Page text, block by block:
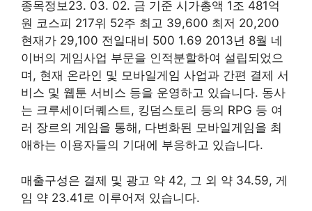
종목정보23. 03. 02. 금 기준 시가총액 1조 481억
원 코스피 217위 52주 최고 39,600 최저 20,200
현재가 29,100 전일대비 500 1.69 2013년 8월 네
이버의 게임사업 부문을 인적분할하여 설립되었으
며, 현재 온라인 및 모바일게임 사업과 간편 결제 서
비스 및 웹툰 서비스 등을 운영하고 있습니다. 동사
는 크루세이더퀘스트, 킹덤스토리 등의 RPG 등 여
러 장르의 게임을 통해, 다변화된 모바일게임을 최
애하는 이용자들의 기대에 부응하고 있습니다.
매출구성은 결제 및 광고 약 42, 그 외 약 34.59, 게
임 약 23.41로 이루어져 있습니다.